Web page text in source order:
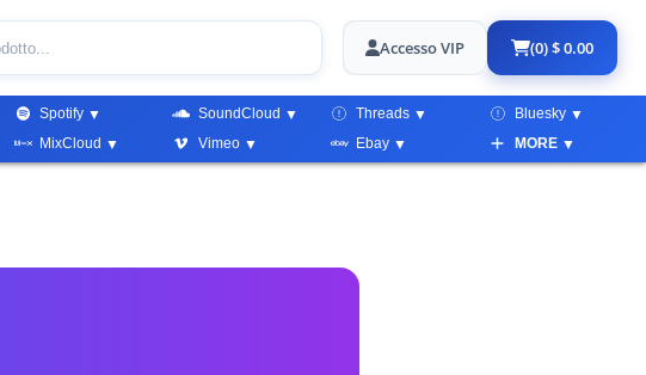
Accesso VIP (0) $ 0.00
Spotify SoundCloud Threads
Bluesky
MixCloud Vimeo Ebay MORE